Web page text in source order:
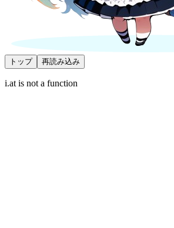
トップ 再読み込み
i.at is not a function